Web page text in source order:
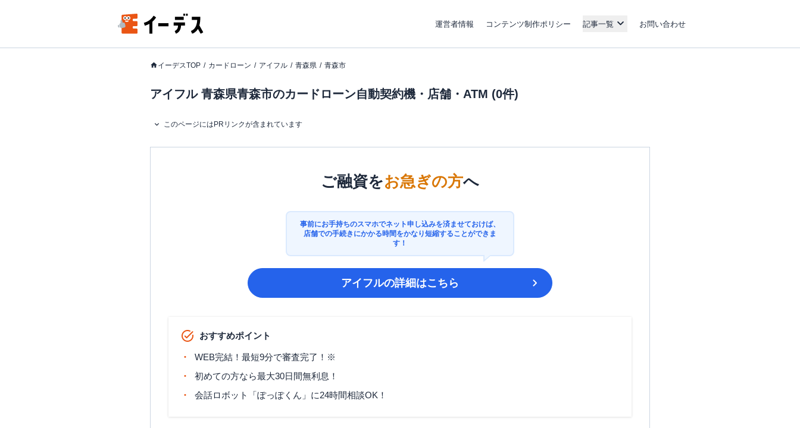
運営者情報 コンテンツ制作ポリシー 記事一覧 お問い合わせ
イーデスTOP カードローン アイフル 青森県 青森市
アイフル 青森県青森市のカードローン自動契約機・店舗・ATM (0件)
このページにはPRリンクが含まれています
ご融資をお急ぎの方へ
事前にお手持ちのスマホでネット申し込みを済ませておけば、
店舗での手続きにかかる時間をかなり短縮することができま
す！
アイフルの詳細はこちら
おすすめポイント
WEB完結！最短9分で審査完了！※
初めての方なら最大30日間無利息！
会話ロボット「ぽっぽくん」に24時間相談OK！